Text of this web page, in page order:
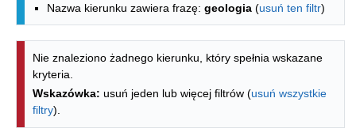
Nazwa kierunku zawiera frazę: geologia (usuń ten filtr)
Nie znaleziono żadnego kierunku, który spełnia wskazane
kryteria.
Wskazówka: usuń jeden lub więcej filtrów (usuń wszystkie
filtry).